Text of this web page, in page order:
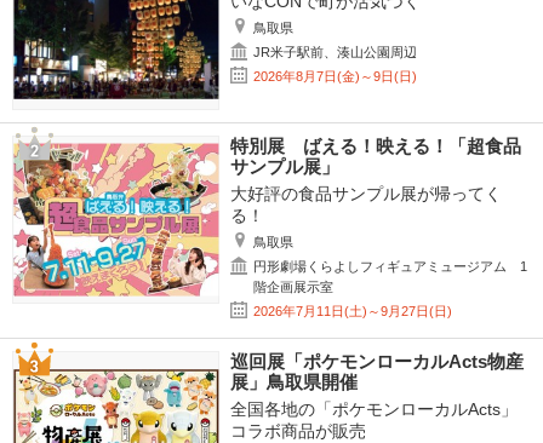
鳥取県
JR米子駅前、湊山公園周辺
2026年8月7日(金)～9日(日)
特別展 ばえる！映える！「超食品
サンプル展」
大好評の食品サンプル展が帰ってく
る！
鳥取県
円形劇場くらよしフィギュアミュージアム 1
階企画展示室
2026年7月11日(土)～9月27日(日)
巡回展「ポケモンローカルActs物産
展」鳥取県開催
全国各地の「ポケモンローカルActs」
コラボ商品が販売